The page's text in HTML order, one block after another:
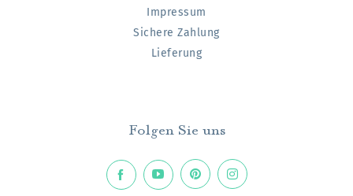
Impressum
Sichere Zahlung
Lieferung
Folgen Sie uns